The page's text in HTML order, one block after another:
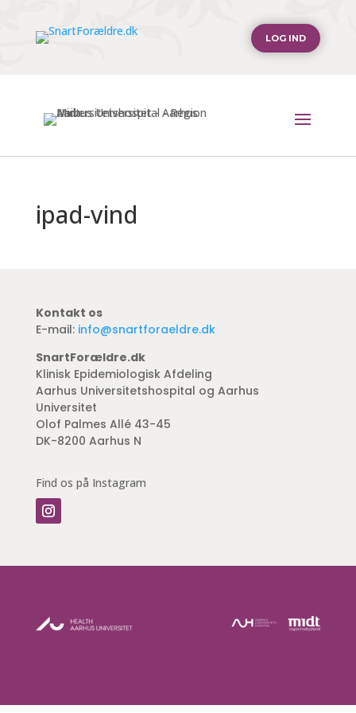
LOG IND
ipad-vind
Kontakt os
E-mail: info@snartforaeldre.dk
SnartForældre.dk
Klinisk Epidemiologisk Afdeling
Aarhus Universitetshospital og Aarhus
Universitet
Olof Palmes Allé 43-45
DK-8200 Aarhus N
Find os på Instagram